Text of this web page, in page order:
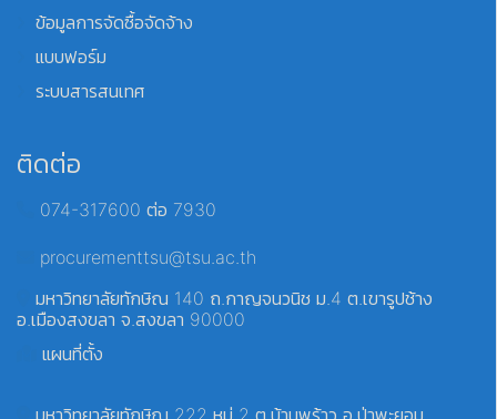
ข้อมูลการจัดซื้อจัดจ้าง
แบบฟอร์ม
ระบบสารสนเทศ
ติดต่อ
074-317600 ต่อ 7930
procurementtsu@tsu.ac.th
มหาวิทยาลัยทักษิณ 140 ถ.กาญจนวนิช ม.4 ต.เขารูปช้าง
อ.เมืองสงขลา จ.สงขลา 90000
แผนที่ตั้ง
มหาวิทยาลัยทักษิณ 222 หมู่ 2 ต.บ้านพร้าว อ.ป่าพะยอม